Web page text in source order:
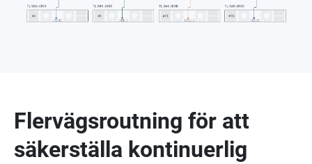
Flervägsroutning för att
säkerställa kontinuerlig